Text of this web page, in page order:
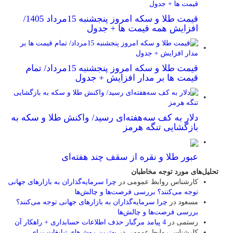
قیمت طلا و سکه امروز پنجشنبه 15مرداد 1405/
افزایش همه قیمت ها + جدول
قیمت طلا و سکه امروز پنجشنبه 15مرداد/ تمام
قیمت ها بر مدار افزایش + جدول
دلار به کف سه‌هفته‌ای رسید/ واکنش طلا و سکه به
بازگشایی تنگه هرمز
عبور طلا و نقره از سقف چند هفته‌ای
تحلیل‌های مورد توجه مخاطبان
کارشناس روابط عمومی در چرا سرمایه‌گذاران به بازارهای جهانی
توجه می‌کنند؟ بررسی فرصت‌ها و چالش‌ها
مسعود در چرا سرمایه‌گذاران به بازارهای جهانی توجه می‌کنند؟
بررسی فرصت‌ها و چالش‌ها
رستمی در 4 پیامد مرگبار حذف اطلاعات حسابداری + راهکار آن